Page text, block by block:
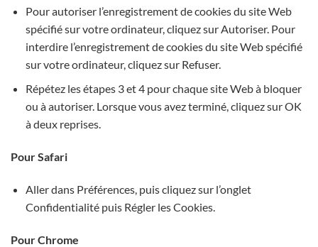
Pour autoriser l’enregistrement de cookies du site Web
spécifié sur votre ordinateur, cliquez sur Autoriser. Pour
interdire l’enregistrement de cookies du site Web spécifié
sur votre ordinateur, cliquez sur Refuser.
Répétez les étapes 3 et 4 pour chaque site Web à bloquer
ou à autoriser. Lorsque vous avez terminé, cliquez sur OK
à deux reprises.
Pour Safari
Aller dans Préférences, puis cliquez sur l’onglet
Confidentialité puis Régler les Cookies.
Pour Chrome